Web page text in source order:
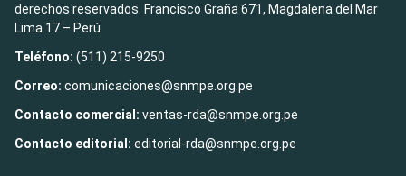
derechos reservados. Francisco Graña 671, Magdalena del Mar
Lima 17 – Perú
Teléfono: (511) 215-9250
Correo: comunicaciones@snmpe.org.pe
Contacto comercial: ventas-rda@snmpe.org.pe
Contacto editorial: editorial-rda@snmpe.org.pe